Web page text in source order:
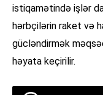
istiqamətində işlər
hərbçilərin raket və
gücləndirmək
həyata keçirilir.